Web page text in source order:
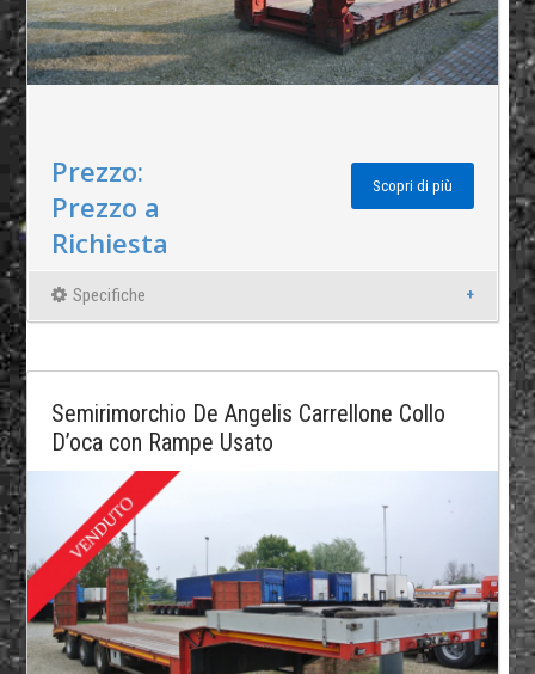
Prezzo:
Prezzo a
Richiesta
Scopri di più
Specifiche
Semirimorchio De Angelis Carrellone Collo
D’oca con Rampe Usato